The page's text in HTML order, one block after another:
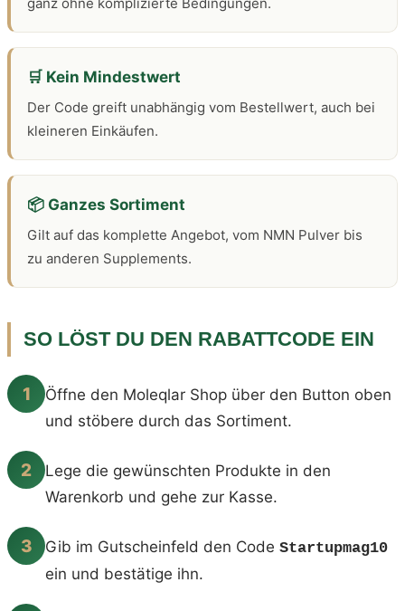
ganz ohne komplizierte Bedingungen.
🛒 Kein Mindestwert
Der Code greift unabhängig vom Bestellwert, auch bei
kleineren Einkäufen.
📦 Ganzes Sortiment
Gilt auf das komplette Angebot, vom NMN Pulver bis
zu anderen Supplements.
SO LÖST DU DEN RABATTCODE EIN
1
Öffne den Moleqlar Shop über den Button oben
und stöbere durch das Sortiment.
2
Lege die gewünschten Produkte in den
Warenkorb und gehe zur Kasse.
3 Gib im Gutscheinfeld den Code Startupmag10
ein und bestätige ihn.